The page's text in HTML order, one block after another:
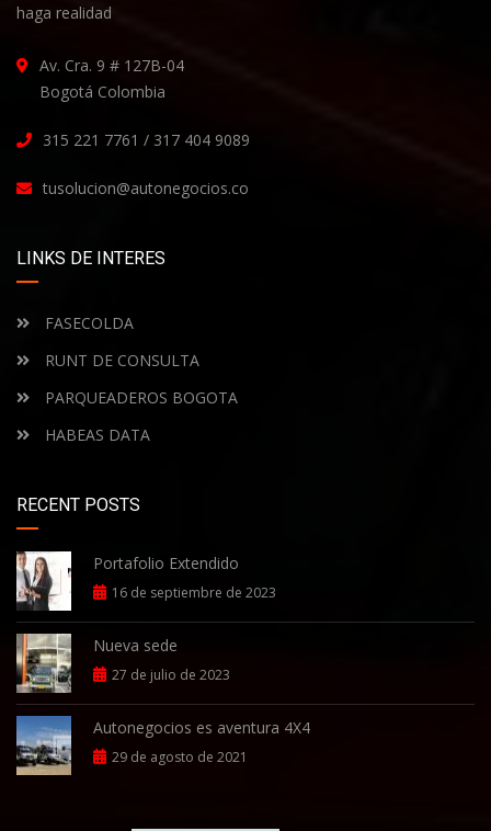
haga realidad
Av. Cra. 9 # 127B-04
Bogotá Colombia
315 221 7761 / 317 404 9089
tusolucion@autonegocios.co
LINKS DE INTERES
FASECOLDA
RUNT DE CONSULTA
PARQUEADEROS BOGOTA
HABEAS DATA
RECENT POSTS
Portafolio Extendido
16 de septiembre de 2023
Nueva sede
27 de julio de 2023
Autonegocios es aventura 4X4
29 de agosto de 2021